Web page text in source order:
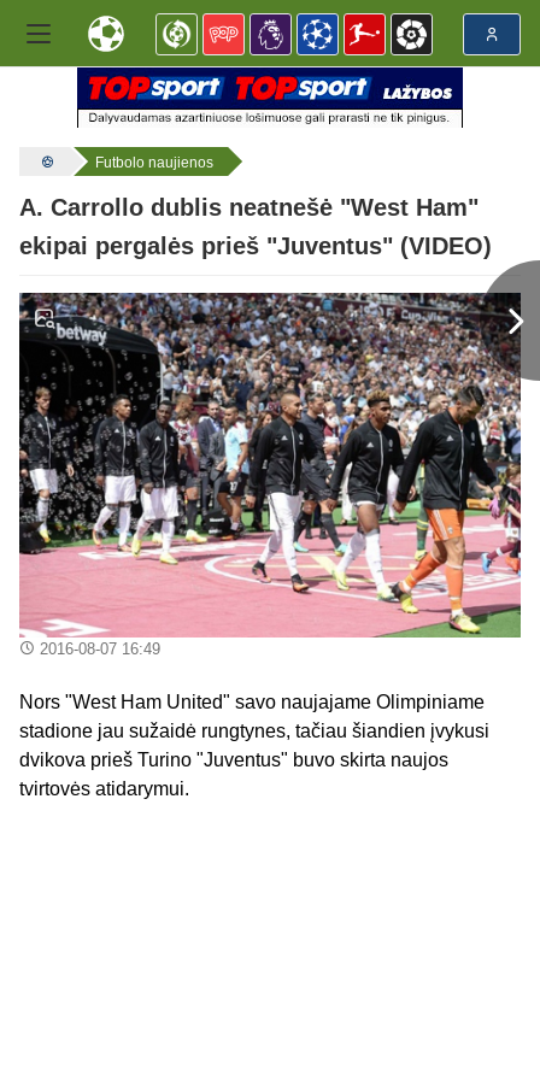
Futbolo naujienos
A. Carrollo dublis neatnešė "West Ham"
ekipai pergalės prieš "Juventus" (VIDEO)
2016-08-07 16:49
Nors "West Ham United" savo naujajame Olimpiniame
stadione jau sužaidė rungtynes, tačiau šiandien įvykusi
dvikova prieš Turino "Juventus" buvo skirta naujos
tvirtovės atidarymui.